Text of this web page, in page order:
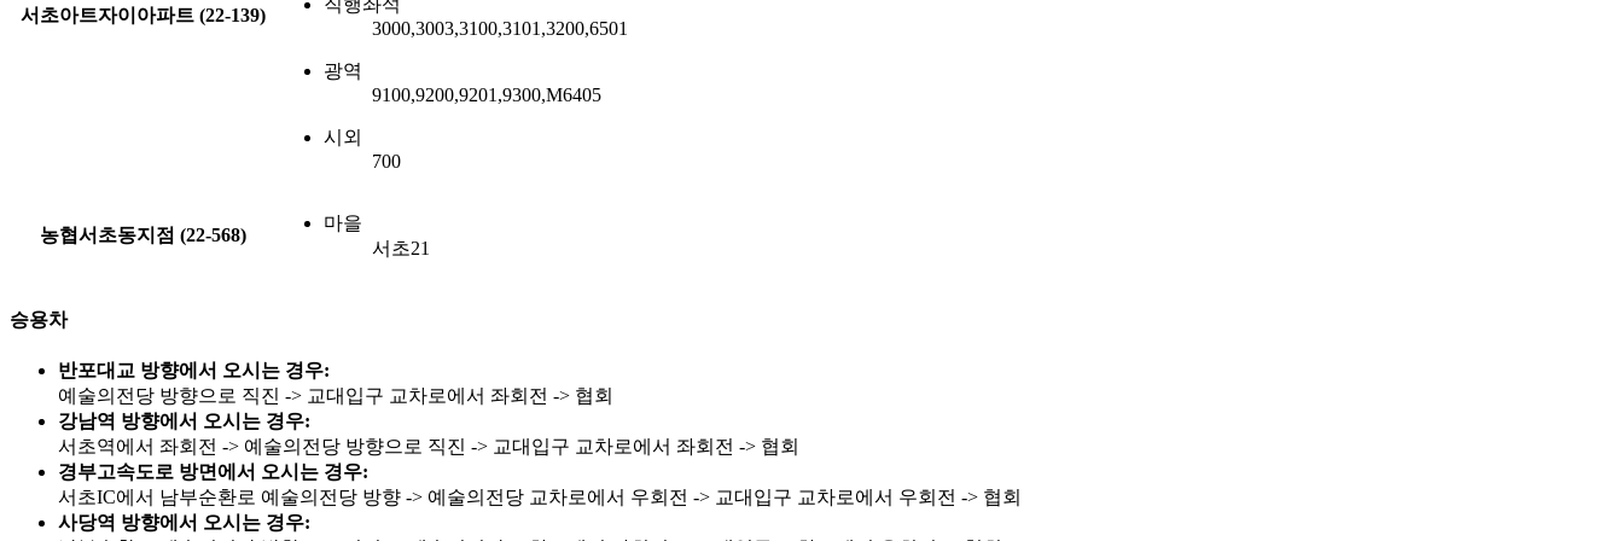
서초아트자이아파트 (22-139)
직행좌석
3000,3003,3100,3101,3200,6501
광역
9100,9200,9201,9300,M6405
시외
700
농협서초동지점 (22-568)
마을
서초21
승용차
반포대교 방향에서 오시는 경우:
예술의전당 방향으로 직진 -> 교대입구 교차로에서 좌회전 -> 협회
강남역 방향에서 오시는 경우:
서초역에서 좌회전 -> 예술의전당 방향으로 직진 -> 교대입구 교차로에서 좌회전 -> 협회
경부고속도로 방면에서 오시는 경우:
서초IC에서 남부순환로 예술의전당 방향 -> 예술의전당 교차로에서 우회전 -> 교대입구 교차로에서 우회전 -> 협회
사당역 방향에서 오시는 경우: